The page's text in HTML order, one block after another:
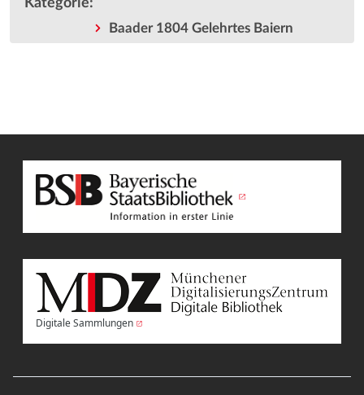
Kategorie:
Baader 1804 Gelehrtes Baiern
Digitale Sammlungen